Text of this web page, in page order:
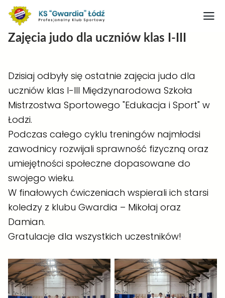
Nasz obiekt
O klubie
Judo
Medaliści judo
Artykuły
Boks
Kontakt
Rodo
Zajęcia judo dla uczniów klas I-III
Dzisiaj odbyły się ostatnie zajęcia judo dla
uczniów klas I-III Międzynarodowa Szkoła
Mistrzostwa Sportowego "Edukacja i Sport" w
Łodzi.
Podczas całego cyklu treningów najmłodsi
zawodnicy rozwijali sprawność fizyczną oraz
umiejętności społeczne dopasowane do
swojego wieku.
W finałowych ćwiczeniach wspierali ich starsi
koledzy z klubu Gwardia – Mikołaj oraz
Damian.
Gratulacje dla wszystkich uczestników!